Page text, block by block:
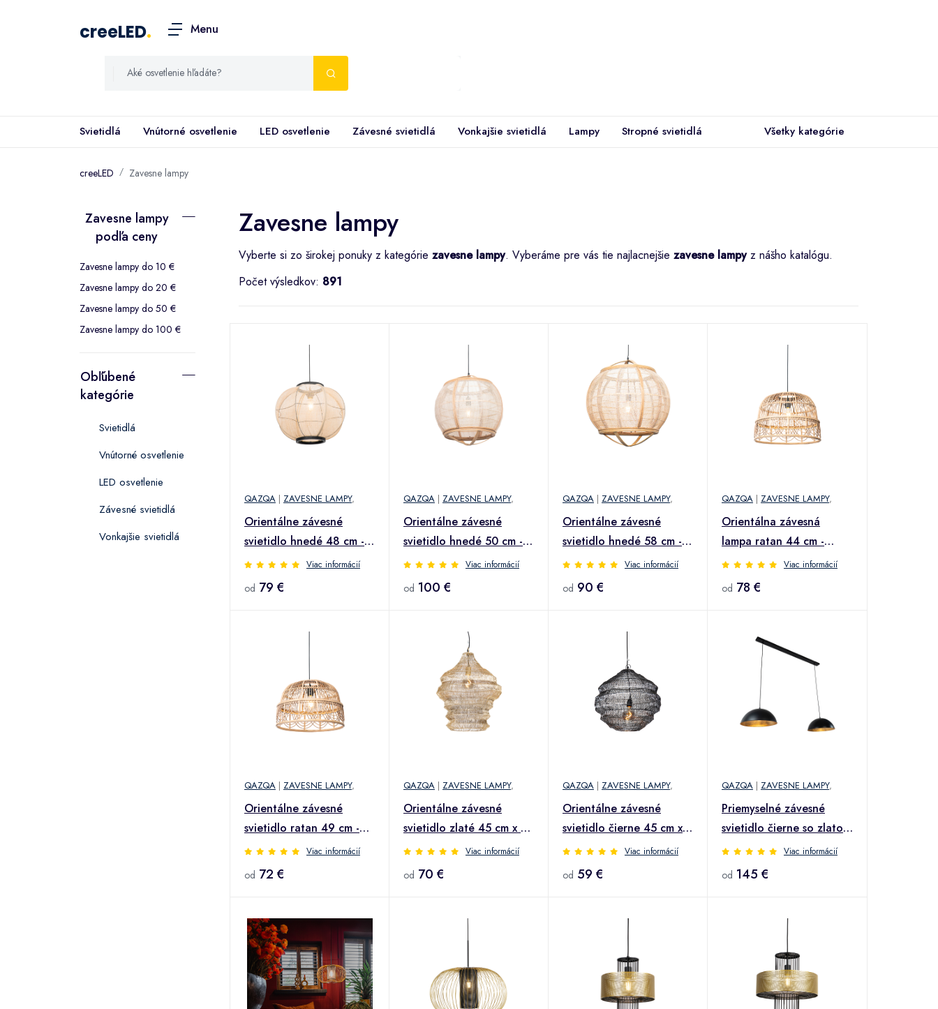
creeLED. Menu
Svietidlá Vnútorné osvetlenie LED osvetlenie Závesné svietidlá Vonkajšie svietidlá Lampy Stropné svietidlá Všetky kategórie
creeLED Zavesne lampy
Zavesne lampy
podľa ceny
Zavesne lampy do 10 €
Zavesne lampy do 20 €
Zavesne lampy do 50 €
Zavesne lampy do 100 €
Obľúbené
kategórie
Svietidlá
Vnútorné osvetlenie
LED osvetlenie
Závesné svietidlá
Vonkajšie svietidlá
Zavesne lampy
Vyberte si zo širokej ponuky z kategórie zavesne lampy. Vyberáme pre vás tie najlacnejšie zavesne lampyz nášho katalógu.
Počet výsledkov: 891
QAZQA | ZAVESNE LAMPY,
Orientálne závesné
svietidlo hnedé 48 cm -
Rob
Viac informácií
od 79 €
QAZQA | ZAVESNE LAMPY,
Orientálne závesné
svietidlo hnedé 50 cm -
Pascal
Viac informácií
od 100 €
QAZQA | ZAVESNE LAMPY,
Orientálne závesné
svietidlo hnedé 58 cm -
Pascal
Viac informácií
od 90 €
QAZQA | ZAVESNE LAMPY,
Orientálna závesná
lampa ratan 44 cm -
Michelle
Viac informácií
od 78 €
QAZQA | ZAVESNE LAMPY,
Orientálne závesné
svietidlo ratan 49 cm -
Michelle
Viac informácií
od 72 €
QAZQA | ZAVESNE LAMPY,
Orientálne závesné
svietidlo zlaté 45 cm x 60
cm - Vadi
Viac informácií
od 70 €
QAZQA | ZAVESNE LAMPY,
Orientálne závesné
svietidlo čierne 45 cm x
40 cm - VadiViac informácií
od 59 €
QAZQA | ZAVESNE LAMPY,
Priemyselné závesné
svietidlo čierne so zlatom
2-svetlo - Magnax
Viac informácií
od 145 €